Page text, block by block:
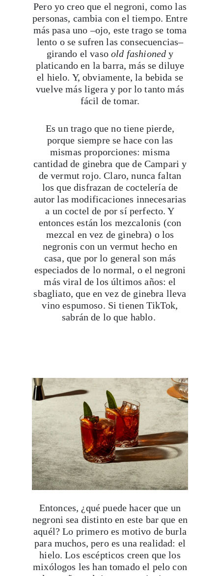
Pero yo creo que el negroni, como las
personas, cambia con el tiempo. Entre
más pasa uno –ojo, este trago se toma
lento o se sufren las consecuencias–
girando el vasoold fashioned y
platicando en la barra, más se diluye
el hielo. Y, obviamente, la bebida se
vuelve más ligera y por lo tanto más
fácil de tomar.
Es un trago que no tiene pierde,
porque siempre se hace con las
mismas proporciones: misma
cantidad de ginebra que de Campari y
de vermut rojo. Claro, nunca faltan
los que disfrazan de coctelería de
autor las modificaciones innecesarias
a un coctel de por sí perfecto. Y
entonces están los mezcalonis (con
mezcal en vez de ginebra) o los
negronis con un vermut hecho en
casa, que por lo general son más
especiados de lo normal, o el negroni
más viral de los últimos años: el
sbagliato, que en vez de ginebra lleva
vino espumoso. Si tienen TikTok,
sabrán de lo que hablo.
Entonces, ¿qué puede hacer que un
negroni sea distinto en este bar que en
aquél? Lo primero es motivo de burla
para muchos, pero es una realidad: el
hielo. Los escépticos creen que los
mixólogos les han tomado el pelo con
Suscribirme